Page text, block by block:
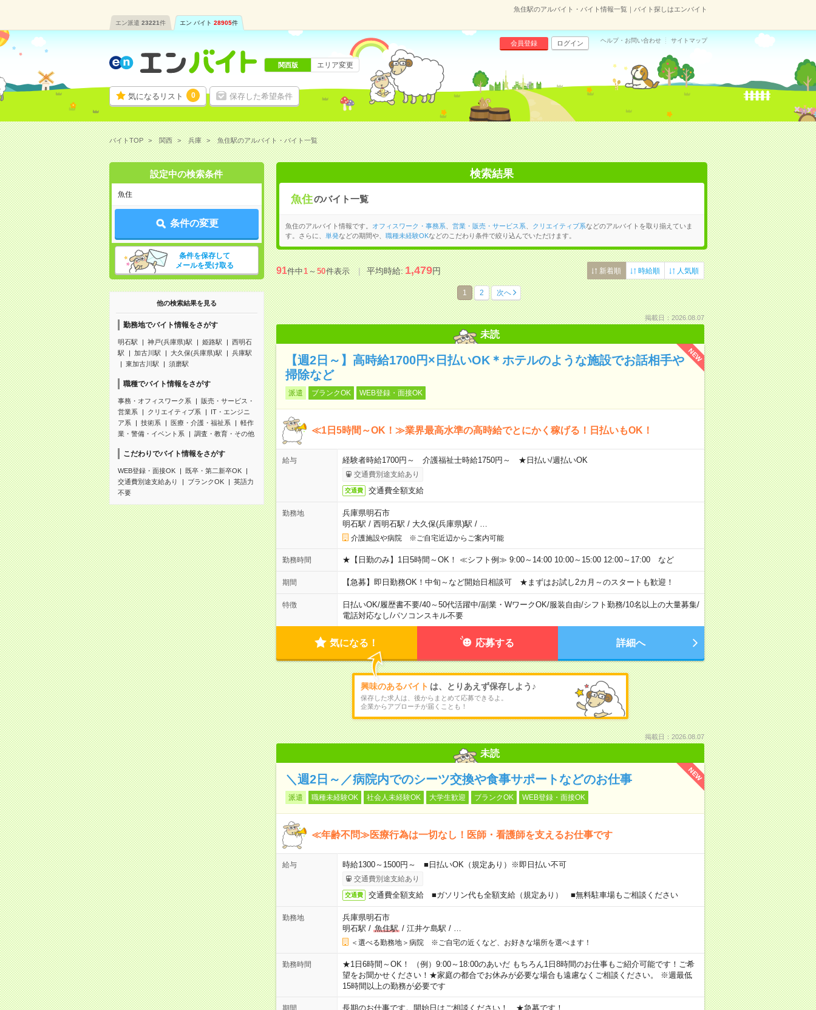
魚住駅のアルバイト・バイト情報一覧｜バイト探しはエンバイト
エン派遣 23221件 エン バイト 28905件
気になるリスト 0 保存した希望条件
会員登録 ログイン ヘルプ・お問い合わせ サイトマップ
関西版 エリア変更
バイトTOP 関西 兵庫 魚住駅のアルバイト・バイト一覧
設定中の検索条件
魚住
条件の変更
条件を保存して
メールを受け取る
他の検索結果を見る
勤務地でバイト情報をさがす
明石駅 神戸(兵庫県)駅 姫路駅
西明石
駅
加古川駅 大久保(兵庫県)駅
兵庫駅
東加古川駅
須磨駅
職種でバイト情報をさがす
事務・オフィスワーク系
販売・サービス・
営業系
クリエイティブ系
IT・エンジニ
ア系
技術系 医療・介護・福祉系
軽作
業・警備・イベント系
調査・教育・その他
こだわりでバイト情報をさがす
WEB登録・面接OK
既卒・第二新卒OK
交通費別途支給あり
ブランクOK
英語力
不要
検索結果
魚住のバイト一覧
魚住のアルバイト情報です。 オフィスワーク・事務系 営業・販売・サービス系 クリエイティブ系などのアルバイトを取り揃えていま
す。さらに、
単発などの期間や、 職種未経験OKなどのこだわり条件で絞り込んでいただけます。
91件中1～50件表示 平均時給:1,479円 新着順 時給順 人気順
1 2 次へ
掲載日：2026.08.07
未読
NEW
【週2日～】高時給1700円×日払いOK＊ホテルのような施設でお話相手や
掃除など
派遣 ブランクOK WEB登録・面接OK
≪1日5時間～OK！≫業界最高水準の高時給でとにかく稼げる！日払いもOK！
給与 経験者時給1700円～ 介護福祉士時給1750円～ ★日払い/週払いOK
交通費別途支給あり
交通費 交通費全額支給
勤務地
兵庫県明石市
明石駅 / 西明石駅 / 大久保(兵庫県)駅 /
介護施設や病院 ※ご自宅近辺からご案内可能
勤務時間 ★【日勤のみ】1日5時間～OK！ ≪シフト例≫ 9:00～14:00 10:00～15:00 12:00～17:00 など
期間 【急募】即日勤務OK！中旬～など開始日相談可 ★まずはお試し2カ月～のスタートも歓迎！
特徴 日払いOK/履歴書不要/40～50代活躍中/副業・WワークOK/服装自由/シフト勤務/10名以上の大量募集/
電話対応なし/パソコンスキル不要
気になる！ 応募する 詳細へ
興味のあるバイト は、とりあえず保存しよう♪
保存した求人は、後からまとめて応募できるよ。
企業からアプローチが届くことも！
掲載日：2026.08.07
未読
NEW
＼週2日～／病院内でのシーツ交換や食事サポートなどのお仕事
派遣 職種未経験OK 社会人未経験OK 大学生歓迎 ブランクOK WEB登録・面接OK
≪年齢不問≫医療行為は一切なし！医師・看護師を支えるお仕事です
給与 時給1300～1500円～ ■日払いOK（規定あり）※即日払い不可
交通費別途支給あり
交通費 交通費全額支給 ■ガソリン代も全額支給（規定あり） ■無料駐車場もご相談ください
勤務地
兵庫県明石市
明石駅 / 魚住駅/ 江井ケ島駅 /
＜選べる勤務地＞病院 ※ご自宅の近くなど、お好きな場所を選べます！
勤務時間
★1日6時間～OK！ （例）9:00～18:00のあいだ もちろん1日8時間のお仕事もご紹介可能です！ご希
望をお聞かせください！★家庭の都合でお休みが必要な場合も遠慮なくご相談ください。 ※週最低
15時間以上の勤務が必要です
期間 長期のお仕事です。開始日はご相談ください！ ★急募です！